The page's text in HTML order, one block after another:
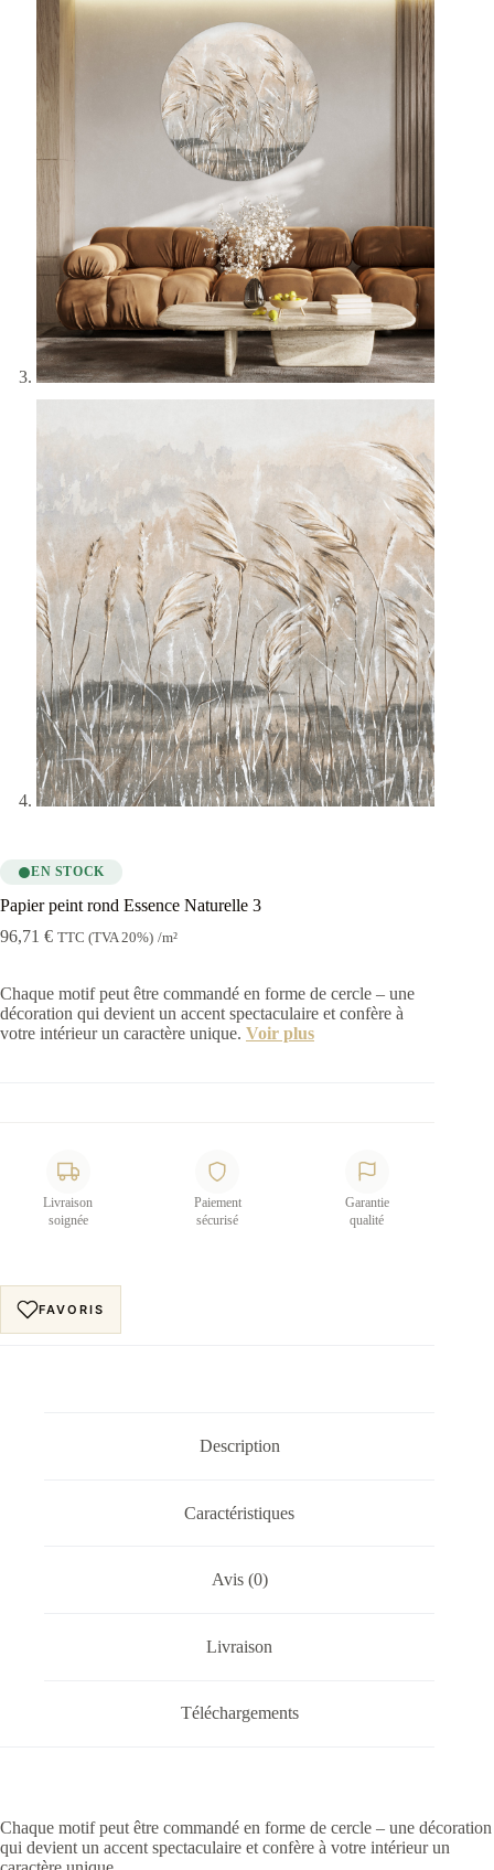
EN STOCK
Papier peint rond Essence Naturelle 3
96,71 € TTC (TVA 20%) /m²
Chaque motif peut être commandé en forme de cercle – une
décoration qui devient un accent spectaculaire et confère à
votre intérieur un caractère unique. Voir plus
Livraison
soignée
Paiement
sécurisé
Garantie
qualité
FAVORIS
Description
Caractéristiques
Avis (0)
Livraison
Téléchargements
Chaque motif peut être commandé en forme de cercle – une décoration
qui devient un accent spectaculaire et confère à votre intérieur un